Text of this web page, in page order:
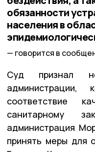
обязанности
населения в
говорится в
Суд признал
администрации,
соответствие
санитарному
администрация
принять меры для